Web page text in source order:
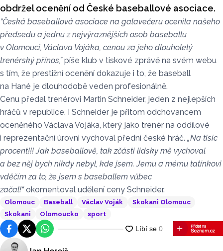
obdržel ocenění od České baseballové asociace.
“Česká baseballová asociace na galavečeru ocenila našeho
předsedu a jednu z nejvýraznějších osob baseballu
v Olomouci, Václava Vojáka, cenou za jeho dlouholetý
trenérský přínos,”píše klub v tiskové zprávě na svém webu
s tím, že prestižní ocenění dokazuje i to, že baseball
na Hané je dlouhodobě veden profesionálně.
Cenu předal trenérovi Martin Schneider, jeden z nejlepších
hráčů v republice. I Schneider je přitom odchovancem
oceněného Václava Vojáka, který jako trenér na oddílové
i reprezentační úrovni vychoval přední české hráč. „Na tisíc
procent!!! Jak baseballově, tak zčásti lidsky mě vychoval
a bez něj bych nikdy nebyl, kde jsem. Jemu a mému tatínkovi
vděčím za to, že jsem s baseballem vůbec
začal!“okomentoval udělení ceny Schneider.
Olomouc Baseball Václav Voják
Skokani Olomouc
Skokani
Olomoucko sport
FacebookPlatforma X
WhatsApp